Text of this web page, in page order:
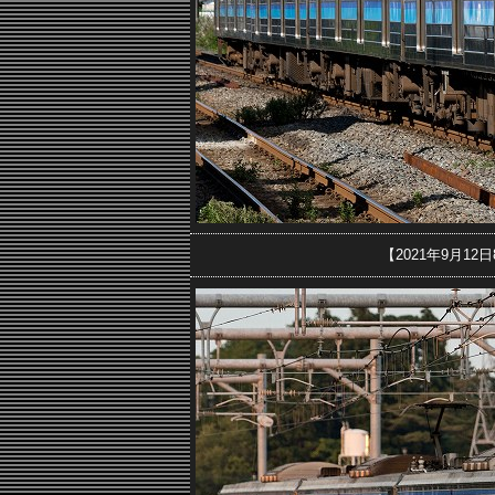
【2021年9月12